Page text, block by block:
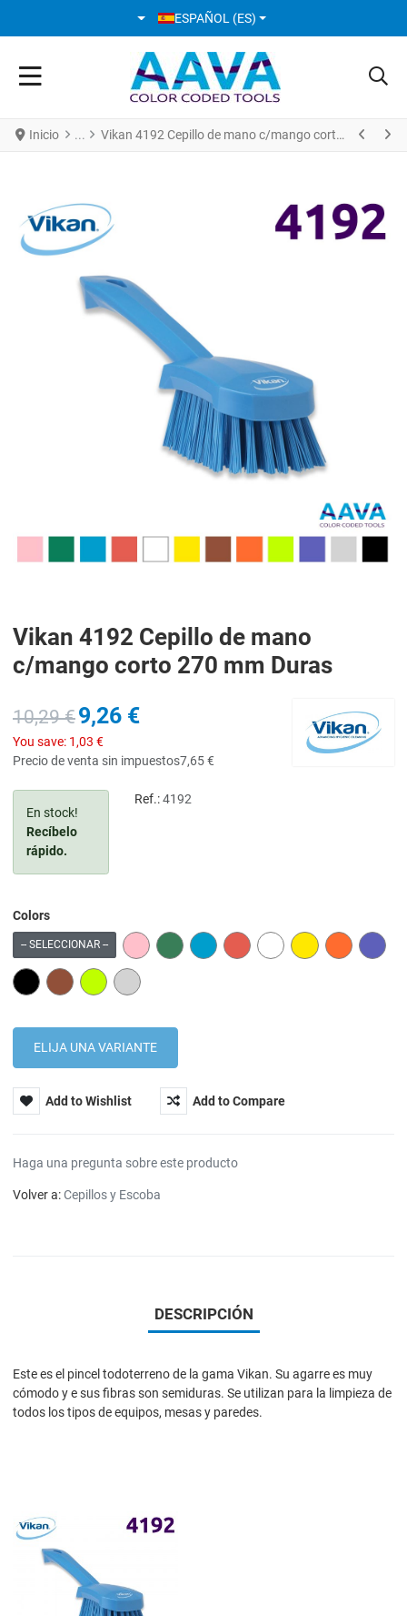
SELECCIONE SU IDIOMA
ESPAÑOL (ES)
Inicio Vikan 4192 Cepillo de mano c/mango corto 270 mm Duras
Vikan 4192 Cepillo de mano
c/mango corto 270 mm Duras
10,29 €9,26 €
You save: 1,03 €
Precio de venta sin impuestos7,65 €
En stock!
Recíbelo
rápido.
Ref.:4192
Colors
-- SELECCIONAR -- PINK GREEN BLUE RED WHITE YELLOW ORANGE
BLACK BROWN LIME GREY
Add to Wishlist Add to Compare
Haga una pregunta sobre este producto
Volver a:Cepillos y Escoba
DESCRIPCIÓN
Este es el pincel todoterreno de la gama Vikan. Su agarre es muy
cómodo y e sus fibras son semiduras. Se utilizan para la limpieza de
todos los tipos de equipos, mesas y paredes.